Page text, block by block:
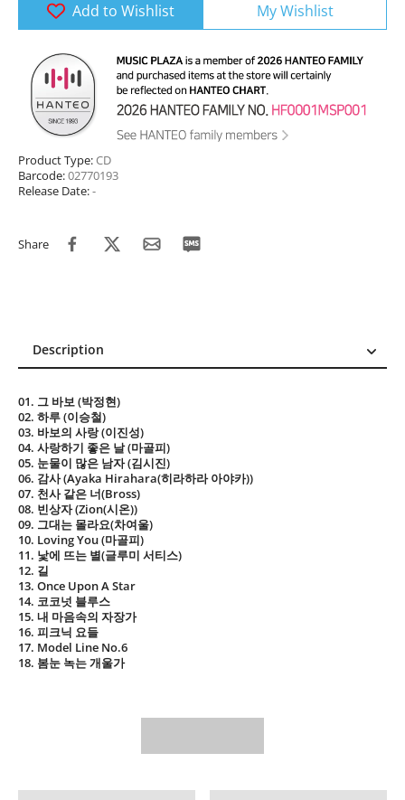
Add to Wishlist My Wishlist
Product Type:CD
Barcode:02770193
Release Date:-
Share
Description
Reviews (0)
01. 그 바보 (박정현)
02. 하루 (이승철)
03. 바보의 사랑 (이진성)
04. 사랑하기 좋은 날 (마골피)
05. 눈물이 많은 남자 (김시진)
06. 감사 (Ayaka Hirahara(히라하라 아야카))
07. 천사 같은 너(Bross)
08. 빈상자 (Zion(시온))
09. 그대는 몰라요(차여울)
10. Loving You (마골피)
11. 낯에 뜨는 별(글루미 서티스)
12. 길
13. Once Upon A Star
14. 코코넛 블루스
15. 내 마음속의 자장가
16. 피크닉 요들
17. Model Line No.6
18. 봄눈 녹는 개울가